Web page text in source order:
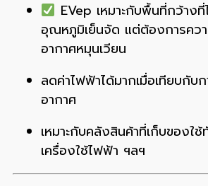
EVep เหมาะกับพื้นที่กว้าง
อุณหภูมิเย็นจัด แต่ต้องการควา
อากาศหมุนเวียน
ลดค่าไฟฟ้าได้มากเมื่อเทียบกับ
อากาศ
เหมาะกับคลังสินค้าที่เก็บของใ
เครื่องใช้ไฟฟ้า ฯลฯ